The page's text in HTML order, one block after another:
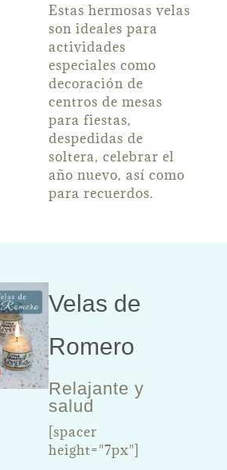
Estas hermosas velas
son ideales para
actividades
especiales como
decoración de
centros de mesas
para fiestas,
despedidas de
soltera, celebrar el
año nuevo, así como
para recuerdos.
Velas de
Romero
Relajante y
salud
[spacer
height="7px"]